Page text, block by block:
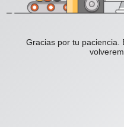
Gracias por tu paciencia.